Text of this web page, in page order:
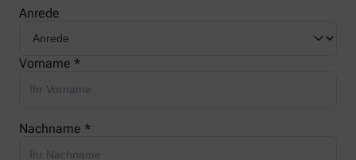
Anrede
Vorname *
Nachname *